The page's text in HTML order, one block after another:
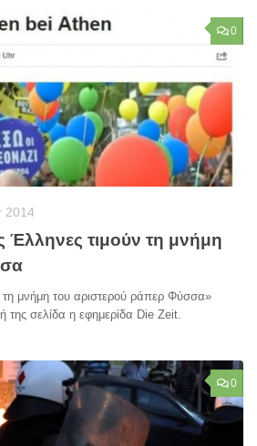
0
2014
Έλληνες τιμούν τη μνήμη
τη μνήμη του αριστερού ράπερ Φύσσα»
της σελίδα η εφημερίδα Die Zeit.
0